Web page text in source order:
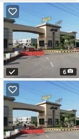
6